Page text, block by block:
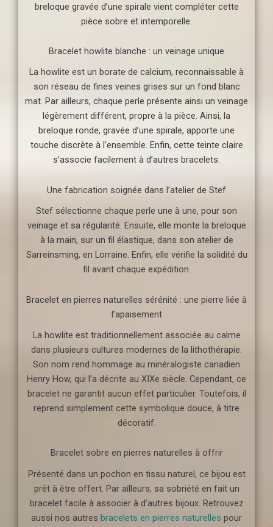
breloque gravée d’une spirale vient compléter cette
pièce sobre et intemporelle.
Bracelet howlite blanche : un veinage unique
La howlite est un borate de calcium, reconnaissable à
son réseau de fines veines grises sur un fond blanc
mat. Par ailleurs, chaque perle présente ainsi un veinage
légèrement différent, propre à la pièce. Ainsi, la
breloque ronde, gravée d’une spirale, apporte une
touche discrète à l’ensemble. Enfin, cette teinte claire
s’associe facilement à d’autres bracelets.
Une fabrication soignée dans l’atelier de Stef
Stef sélectionne chaque perle une à une, pour son
veinage et sa régularité. Ensuite, elle monte la breloque
à la main, sur un fil élastique, dans son atelier de
Sarreinsming, en Lorraine. Enfin, elle vérifie la solidité du
fil avant chaque expédition.
Bracelet en pierres naturelles sérénité : une pierre liée à
l’apaisement
La howlite est traditionnellement associée au calme
dans plusieurs cultures modernes de la lithothérapie.
Son nom rend hommage au minéralogiste canadien
Henry How, qui l’a décrite au XIXe siècle. Cependant, ce
bracelet ne garantit aucun effet particulier. Toutefois, il
reprend simplement cette symbolique douce, à titre
décoratif.
Bracelet sobre en pierres naturelles à offrir
Présenté dans un pochon en tissu naturel, ce bijou est
prêt à être offert. Par ailleurs, sa sobriété en fait un
bracelet facile à associer à d’autres bijoux. Retrouvez
aussi nos autres bracelets en pierres naturelles pour